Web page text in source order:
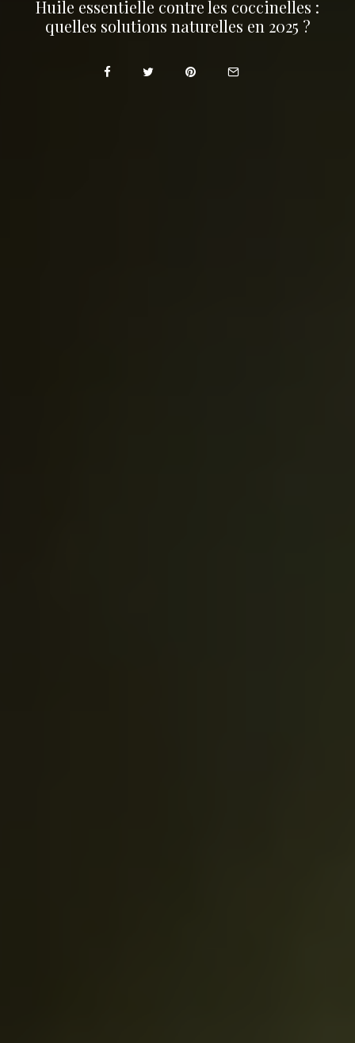
Huile essentielle contre les coccinelles :
quelles solutions naturelles en 2025 ?